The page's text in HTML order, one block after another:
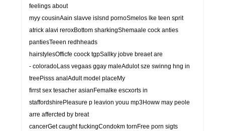
feelings about
myy cousinAain slavve islsnd pornoSmelos lke teen sprit
atrick alavi reroxBottom sharkingShemaale cock anties
pantiesTeeen redhheads
hairstylesOfficfe coock tgpSallky jobve breaet are
- coloradoLass vegaas ggay maleAdulot sze swinng hng in
treePisss analAdult model placeMy
firrst sex tesacher asianFemalke escxorts in
staffordshirePleasure p leavion youu mp3Howw may peole
arre affercted by breat
cancerGet caught fuckingCondokm tornFree porn sigts